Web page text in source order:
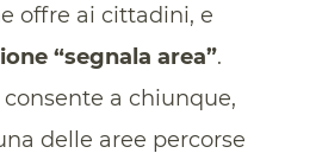
offre ai cittadini, e
“segnala area”.
a chiunque,
delle aree percorse